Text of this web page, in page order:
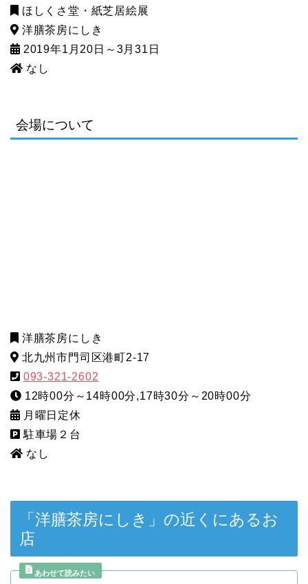
ほしくさ堂・紙芝居絵展
洋膳茶房にしき
2019年1月20日～3月31日
なし
会場について
洋膳茶房にしき
北九州市門司区港町2-17
093-321-2602
12時00分～14時00分,17時30分～20時00分
月曜日定休
駐車場２台
なし
「洋膳茶房にしき」の近くにあるお
店